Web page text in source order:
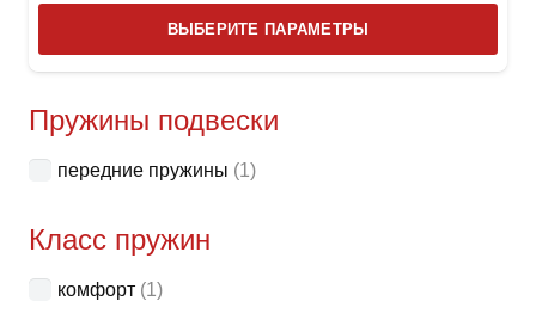
ВЫБЕРИТЕ ПАРАМЕТРЫ
товар
Пружины подвески
передние пружины (1)
Класс пружин
комфорт (1)